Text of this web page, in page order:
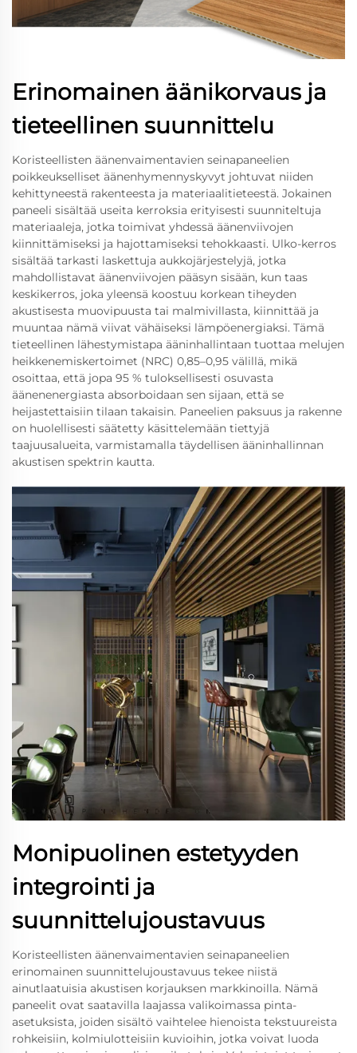
Erinomainen äänikorvaus ja
tieteellinen suunnittelu
Koristeellisten äänenvaimentavien seinapaneelien
poikkeukselliset äänenhymennyskyvyt johtuvat niiden
kehittyneestä rakenteesta ja materiaalitieteestä. Jokainen
paneeli sisältää useita kerroksia erityisesti suunniteltuja
materiaaleja, jotka toimivat yhdessä äänenviivojen
kiinnittämiseksi ja hajottamiseksi tehokkaasti. Ulko-kerros
sisältää tarkasti laskettuja aukkojärjestelyjä, jotka
mahdollistavat äänenviivojen pääsyn sisään, kun taas
keskikerros, joka yleensä koostuu korkean tiheyden
akustisesta muovipuusta tai malmivillasta, kiinnittää ja
muuntaa nämä viivat vähäiseksi lämpöenergiaksi. Tämä
tieteellinen lähestymistapa ääninhallintaan tuottaa melujen
heikkenemiskertoimet (NRC) 0,85–0,95 välillä, mikä
osoittaa, että jopa 95 % tuloksellisesti osuvasta
äänenenergiasta absorboidaan sen sijaan, että se
heijastettaisiin tilaan takaisin. Paneelien paksuus ja rakenne
on huolellisesti säätetty käsittelemään tiettyjä
taajuusalueita, varmistamalla täydellisen ääninhallinnan
akustisen spektrin kautta.
Monipuolinen estetyyden
integrointi ja
suunnittelujoustavuus
Koristeellisten äänenvaimentavien seinapaneelien
erinomainen suunnittelujoustavuus tekee niistä
ainutlaatuisia akustisen korjauksen markkinoilla. Nämä
paneelit ovat saatavilla laajassa valikoimassa pinta-
asetuksista, joiden sisältö vaihtelee hienoista tekstuureista
rohkeisiin, kolmiulotteisiin kuvioihin, jotka voivat luoda